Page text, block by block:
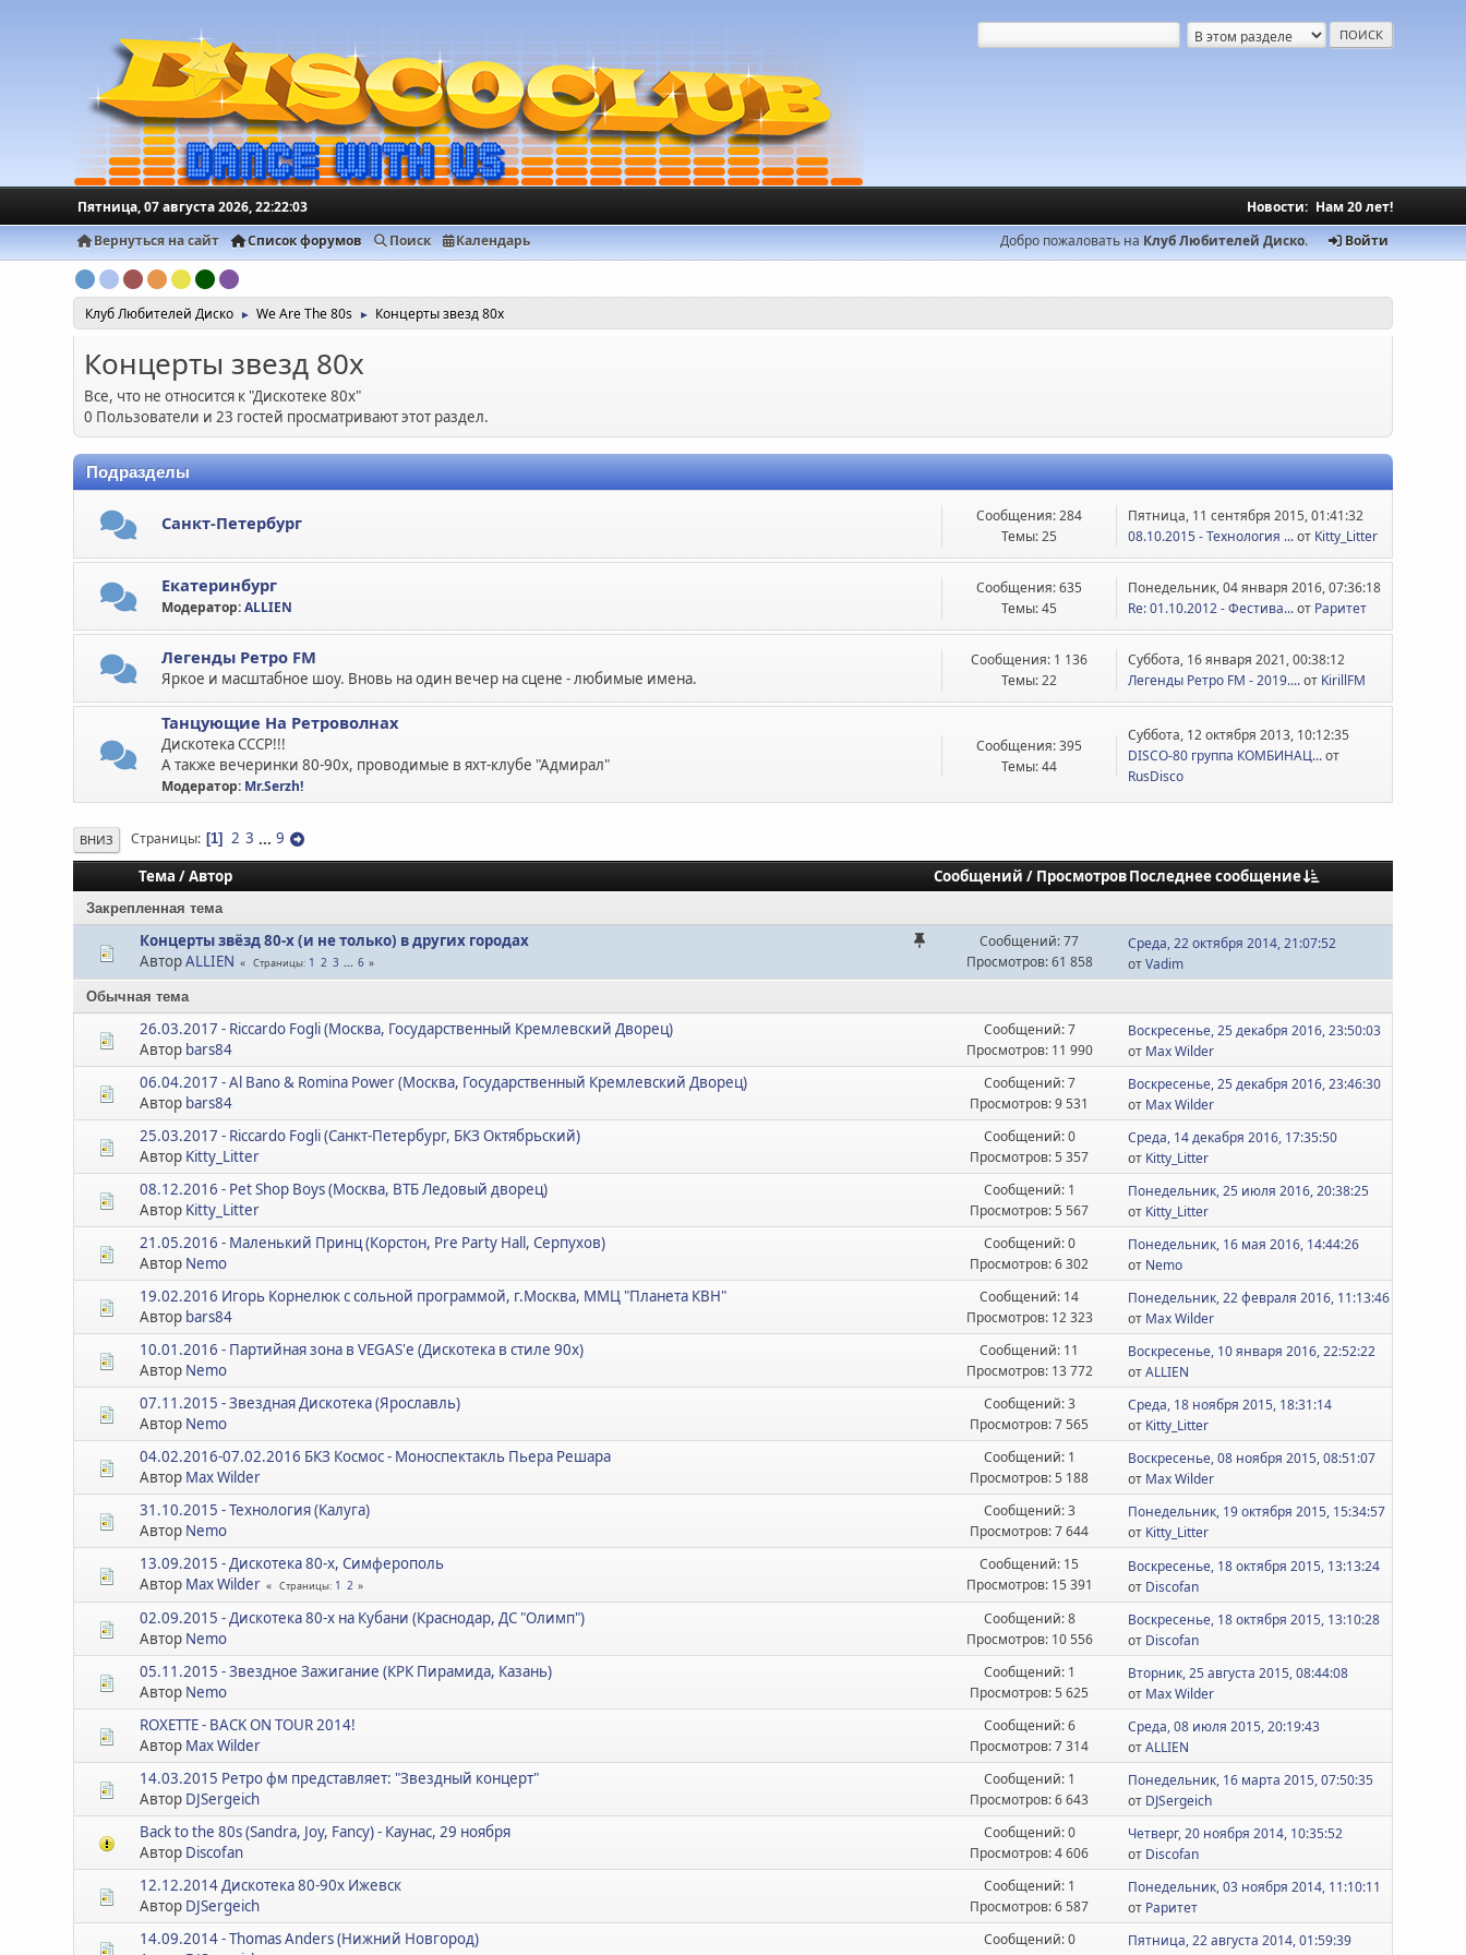
Пятница, 07 августа 2026, 22:22:03 Новости: Нам 20 лет!
Добро пожаловать на Клуб Любителей Диско. Войти
Вернуться на сайт Список форумов Поиск Календарь
Клуб Любителей Диско ► We Are The 80s ► Концерты звезд 80х
Концерты звезд 80х
Все, что не относится к "Дискотеке 80х"
0 Пользователи и 23 гостей просматривают этот раздел.
Подразделы
Санкт-Петербург
Сообщения: 284
Темы: 25
Пятница, 11 сентября 2015, 01:41:32
08.10.2015 - Технология ...от Kitty_Litter
Екатеринбург
Модератор:ALLIEN
Сообщения: 635
Темы: 45
Понедельник, 04 января 2016, 07:36:18
Re: 01.10.2012 - Фестива...от Раритет
Легенды Ретро FM
Яркое и масштабное шоу. Вновь на один вечер на сцене - любимые имена.
Сообщения: 1 136
Темы: 22
Суббота, 16 января 2021, 00:38:12
Легенды Ретро FM - 2019....от KirillFM
Танцующие На Ретроволнах
Дискотека СССР!!!
А также вечеринки 80-90х, проводимые в яхт-клубе "Адмирал"
Модератор: Mr.Serzh!
Сообщения: 395
Темы: 44
Суббота, 12 октября 2013, 10:12:35
DISCO-80 группа КОМБИНАЦ...от
RusDisco
ВНИЗ Страницы 1 2 3 ... 9
Тема /Автор Сообщений / ПросмотровПоследнее сообщение
Закрепленная тема
Концерты звёзд 80-х (и не только) в других городах
АвторALLIEN Страницы 1 2 3 ... 6
Сообщений: 77
Просмотров: 61 858
Среда, 22 октября 2014, 21:07:52
отVadim
Обычная тема
26.03.2017 - Riccardo Fogli (Москва, Государственный Кремлевский Дворец)
Автор bars84
Сообщений: 7
Просмотров: 11 990
Воскресенье, 25 декабря 2016, 23:50:03
от Max Wilder
06.04.2017 - Al Bano & Romina Power (Москва, Государственный Кремлевский Дворец)
Автор bars84
Сообщений: 7
Просмотров: 9 531
Воскресенье, 25 декабря 2016, 23:46:30
от Max Wilder
25.03.2017 - Riccardo Fogli (Санкт-Петербург, БКЗ Октябрьский)
Автор Kitty_Litter
Сообщений: 0
Просмотров: 5 357
Среда, 14 декабря 2016, 17:35:50
от Kitty_Litter
08.12.2016 - Pet Shop Boys (Москва, ВТБ Ледовый дворец)
Автор Kitty_Litter
Сообщений: 1
Просмотров: 5 567
Понедельник, 25 июля 2016, 20:38:25
от Kitty_Litter
21.05.2016 - Маленький Принц (Корстон, Pre Party Hall, Серпухов)
Автор Nemo
Сообщений: 0
Просмотров: 6 302
Понедельник, 16 мая 2016, 14:44:26
от Nemo
19.02.2016 Игорь Корнелюк с сольной программой, г.Москва, ММЦ "Планета КВН"
Автор bars84
Сообщений: 14
Просмотров: 12 323
Понедельник, 22 февраля 2016, 11:13:46
от Max Wilder
10.01.2016 - Партийная зона в VEGAS'е (Дискотека в стиле 90х)
Автор Nemo
Сообщений: 11
Просмотров: 13 772
Воскресенье, 10 января 2016, 22:52:22
отALLIEN
07.11.2015 - Звездная Дискотека (Ярославль)
Автор Nemo
Сообщений: 3
Просмотров: 7 565
Среда, 18 ноября 2015, 18:31:14
от Kitty_Litter
04.02.2016-07.02.2016 БКЗ Космос - Моноспектакль Пьера Решара
Автор Max Wilder
Сообщений: 1
Просмотров: 5 188
Воскресенье, 08 ноября 2015, 08:51:07
от Max Wilder
31.10.2015 - Технология (Калуга)
Автор Nemo
Сообщений: 3
Просмотров: 7 644
Понедельник, 19 октября 2015, 15:34:57
от Kitty_Litter
13.09.2015 - Дискотека 80-х, Симферополь
Автор Max Wilder Страницы 1 2
Сообщений: 15
Просмотров: 15 391
Воскресенье, 18 октября 2015, 13:13:24
от Discofan
02.09.2015 - Дискотека 80-х на Кубани (Краснодар, ДС "Олимп")
Автор Nemo
Сообщений: 8
Просмотров: 10 556
Воскресенье, 18 октября 2015, 13:10:28
от Discofan
05.11.2015 - Звездное Зажигание (КРК Пирамида, Казань)
Автор Nemo
Сообщений: 1
Просмотров: 5 625
Вторник, 25 августа 2015, 08:44:08
от Max Wilder
ROXETTE - BACK ON TOUR 2014!
Автор Max Wilder
Сообщений: 6
Просмотров: 7 314
Среда, 08 июля 2015, 20:19:43
отALLIEN
14.03.2015 Ретро фм представляет: "Звездный концерт"
Автор DJSergeich
Сообщений: 1
Просмотров: 6 643
Понедельник, 16 марта 2015, 07:50:35
от DJSergeich
Back to the 80s (Sandra, Joy, Fancy) - Каунас, 29 ноября
Автор Discofan
Сообщений: 0
Просмотров: 4 606
Четверг, 20 ноября 2014, 10:35:52
от Discofan
12.12.2014 Дискотека 80-90х Ижевск
Автор DJSergeich
Сообщений: 1
Просмотров: 6 587
Понедельник, 03 ноября 2014, 11:10:11
от Раритет
14.09.2014 - Thomas Anders (Нижний Новгород)
Сообщений: 0
Пятница, 22 августа 2014, 01:59:39